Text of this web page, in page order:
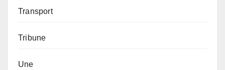
Transport
Tribune
Une